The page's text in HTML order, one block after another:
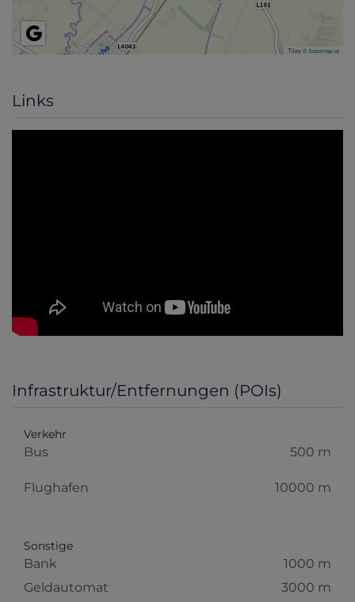
Tiles ©basemap.at
Links
Infrastruktur/Entfernungen (POIs)
Verkehr
Bus 500 m
Flughafen 10000 m
Sonstige
Bank
1000 m
Geldautomat
3000 m